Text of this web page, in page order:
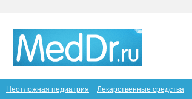
Неотложная педиатрия Лекарственные средства